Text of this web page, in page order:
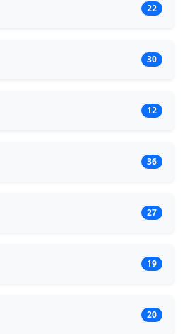
22
30
12
36
27
19
20